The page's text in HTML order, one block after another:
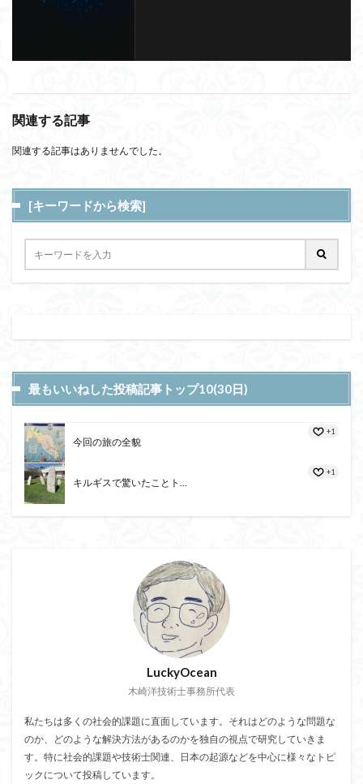
関連する記事
関連する記事はありませんでした。
[キーワードから検索]
最もいいねした投稿記事トップ10(30日)
今回の旅の全貌
+1
キルギスで驚いたことト...
+1
LuckyOcean
木崎洋技術士事務所代表
私たちは多くの社会的課題に直面しています。それはどのような問題な
のか、どのような解決方法があるのかを独自の視点で研究していきま
す。特に社会的課題や技術士関連、日本の起源などを中心に様々なトピ
ックについて投稿しています。